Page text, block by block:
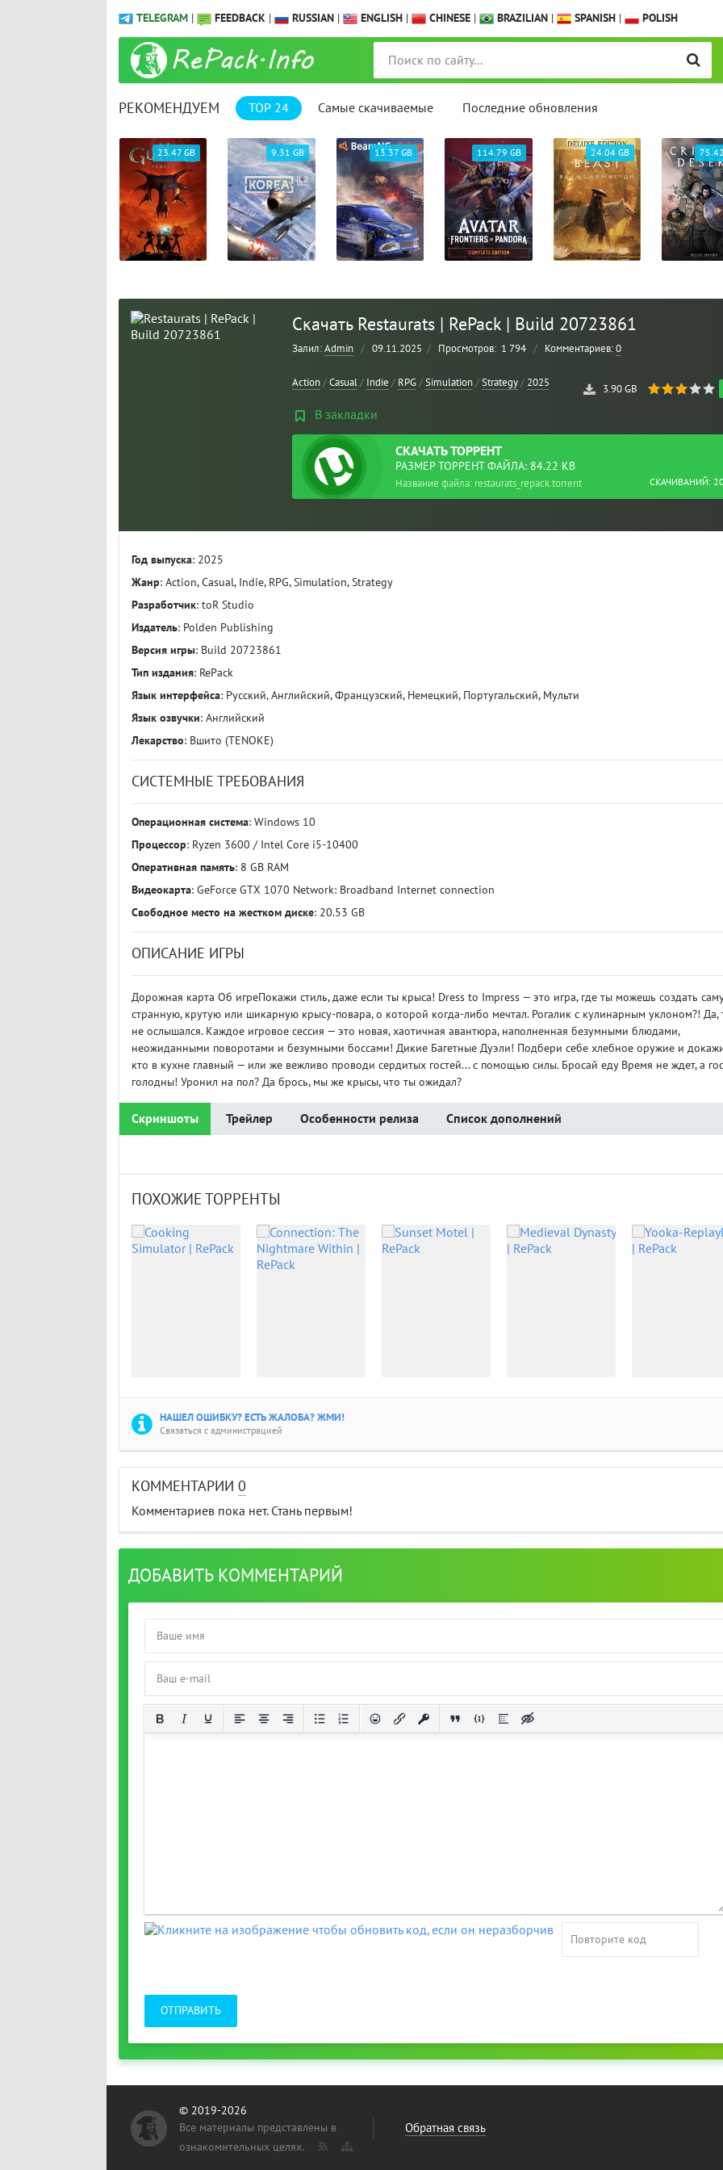
TELEGRAM | FEEDBACK | RUSSIAN | ENGLISH | CHINESE | BRAZILIAN | SPANISH | POLISH
РЕКОМЕНДУЕМ TOP 24 Самые скачиваемые Последние обновления
23.47 GB 9.31 GB 13.37 GB 114.79 GB 24.04 GB
Скачать Restaurats | RePack | Build 20723861
Залил:Admin / 09.11.2025 / Просмотров: 1 794 / Комментариев:0
3.90 GB
Action/Casual/ Indie / RPG/Simulation/Strategy/ 2025
В закладки
СКАЧАТЬТОРРЕНТ
РАЗМЕР ТОРРЕНТ ФАЙЛА: 84.22 KB
СКАЧИВАНИЙ:
Название файла: restaurats_repack.torrent
Год выпуска: 2025
Жанр: Action, Casual, Indie, RPG, Simulation, Strategy
Разработчик: toR Studio
Издатель: Polden Publishing
Версия игры: Build 20723861
Тип издания: RePack
Язык интерфейса: Русский, Английский, Французский, Немецкий, Португальский, Мульти
Язык озвучки: Английский
Лекарство: Вшито (TENOKE)
СИСТЕМНЫЕ ТРЕБОВАНИЯ
Операционная система: Windows 10
Процессор: Ryzen 3600 / Intel Core i5-10400
Оперативная память: 8 GB RAM
Видеокарта: GeForce GTX 1070 Network: Broadband Internet connection
Свободное место на жестком диске: 20.53 GB
ОПИСАНИЕ ИГРЫ
Дорожная карта Об игреПокажи стиль, даже если ты крыса! Dress to Impress — это игра, где ты можешь создать
странную, крутую или шикарную крысу-повара, о которой когда-либо мечтал. Рогалик с кулинарным уклоном?! Да,
не ослышался. Каждое игровое сессия — это новая, хаотичная авантюра, наполненная безумными блюдами,
неожиданными поворотами и безумными боссами! Дикие Багетные Дуэли! Подбери себе хлебное оружие и
кто в кухне главный — или же вежливо проводи сердитых гостей... с помощью силы. Бросай еду Время не ждет, а
голодны! Уронил на пол? Да брось, мы же крысы, что ты ожидал?
Скриншоты Трейлер Особенности релиза Список дополнений
ПОХОЖИЕ ТОРРЕНТЫ
НАШЕЛ ОШИБКУ? ЕСТЬ ЖАЛОБА? ЖМИ!
Связаться с администрацией
КОММЕНТАРИИ 0
Комментариев пока нет. Стань первым!
ДОБАВИТЬ КОММЕНТАРИЙ
ОТПРАВИТЬ
© 2019-2026
Все материалы представлены в
ознакомительных целях.
Обратная связь